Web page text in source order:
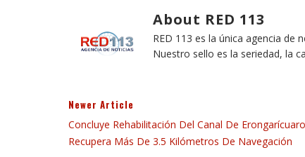
About RED 113
RED 113 es la única agencia de
Nuestro sello es la seriedad, la
Newer Article
Concluye Rehabilitación Del Canal De
Recupera Más De 3.5 Kilómetros De Navegación